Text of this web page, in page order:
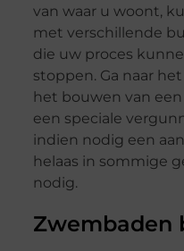
van waar u woont,
met verschillende
die uw proces
stoppen. Ga naar
het bouwen van
een speciale
indien nodig een
helaas in sommige
nodig.
Zwembaden